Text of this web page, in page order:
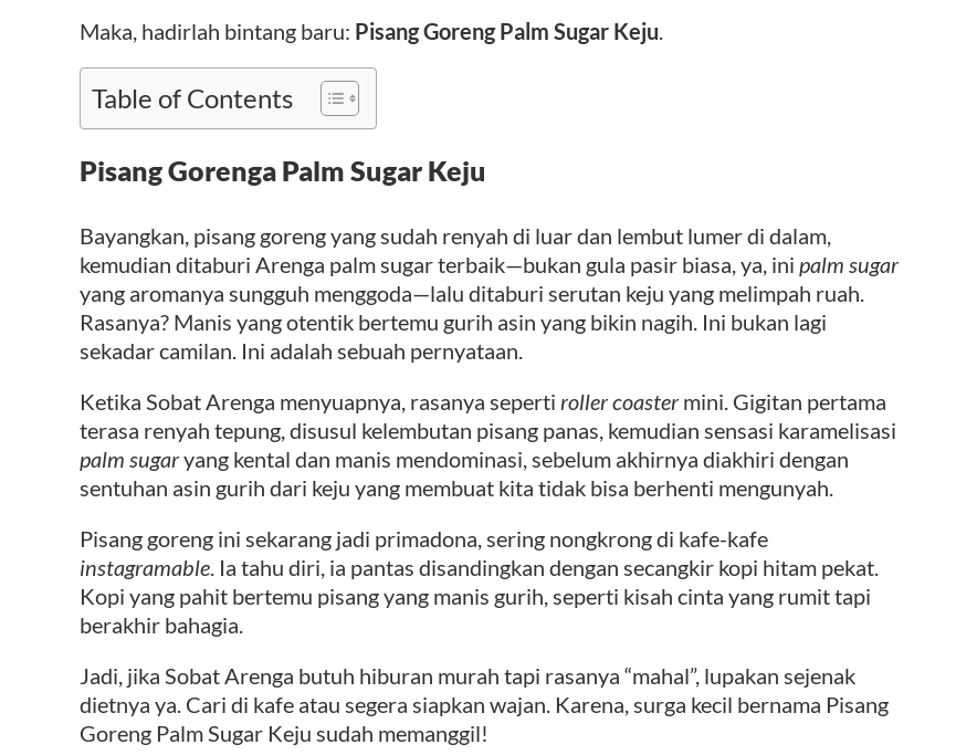
Maka, hadirlah bintang baru: Pisang Goreng Palm Sugar Keju.
Table of Contents
Pisang Gorenga Palm Sugar Keju
Bayangkan, pisang goreng yang sudah renyah di luar dan lembut lumer di dalam,
kemudian ditaburi Arenga palm sugar terbaik—bukan gula pasir biasa, ya, ini palm sugar
yang aromanya sungguh menggoda—lalu ditaburi serutan keju yang melimpah ruah.
Rasanya? Manis yang otentik bertemu gurih asin yang bikin nagih. Ini bukan lagi
sekadar camilan. Ini adalah sebuah pernyataan.
Ketika Sobat Arenga menyuapnya, rasanya seperti roller coastermini. Gigitan pertama
terasa renyah tepung, disusul kelembutan pisang panas, kemudian sensasi karamelisasi
palm sugaryang kental dan manis mendominasi, sebelum akhirnya diakhiri dengan
sentuhan asin gurih dari keju yang membuat kita tidak bisa berhenti mengunyah.
Pisang goreng ini sekarang jadi primadona, sering nongkrong di kafe-kafe
instagramable . Ia tahu diri, ia pantas disandingkan dengan secangkir kopi hitam pekat.
Kopi yang pahit bertemu pisang yang manis gurih, seperti kisah cinta yang rumit tapi
berakhir bahagia.
Jadi, jika Sobat Arenga butuh hiburan murah tapi rasanya “mahal”, lupakan sejenak
dietnya ya. Cari di kafe atau segera siapkan wajan. Karena, surga kecil bernama Pisang
Goreng Palm Sugar Keju sudah memanggil!